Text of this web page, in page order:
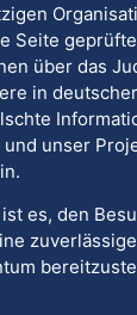
Seite
über das
in
unser
es, den